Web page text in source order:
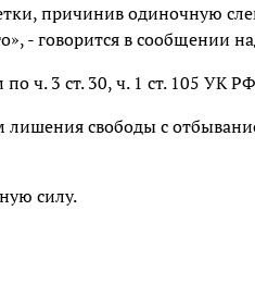
причинив одиночную
- говорится в сообщении
ч. 3 ст. 30, ч. 1 ст. 105 УК
лишения свободы с
силу.